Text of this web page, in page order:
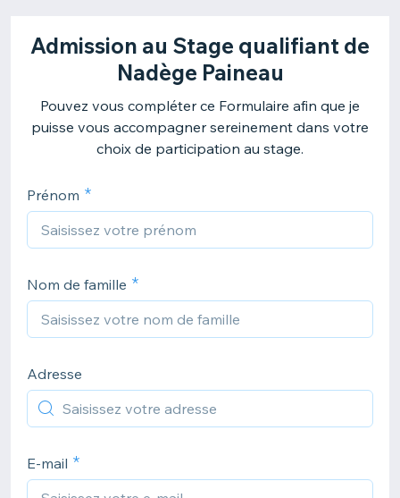
Admission au Stage qualifiant de
Nadège Paineau
Pouvez vous compléter ce Formulaire afin que je
puisse vous accompagner sereinement dans votre
choix de participation au stage.
Prénom
Nom de famille
Adresse
E-mail